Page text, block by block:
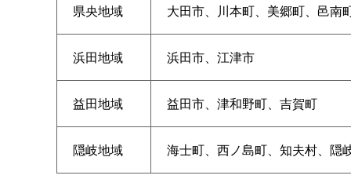
県央地域 大田市、川本町、美郷町、邑南
浜田地域 浜田市、江津市
益田地域 益田市、津和野町、吉賀町
隠岐地域 海士町、西ノ島町、知夫村、隠